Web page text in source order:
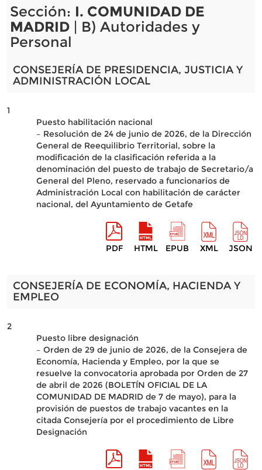
Sección: I. COMUNIDAD DE
MADRID| B) Autoridades y
Personal
CONSEJERÍA DE PRESIDENCIA, JUSTICIA Y
ADMINISTRACIÓN LOCAL
1
Puesto habilitación nacional
– Resolución de 24 de junio de 2026, de la Dirección
General de Reequilibrio Territorial, sobre la
modificación de la clasificación referida a la
denominación del puesto de trabajo de Secretario/a
General del Pleno, reservado a funcionarios de
Administración Local con habilitación de carácter
nacional, del Ayuntamiento de Getafe
PDF HTML EPUB XML JSON
CONSEJERÍA DE ECONOMÍA, HACIENDA Y
EMPLEO
2
Puesto libre designación
– Orden de 29 de junio de 2026, de la Consejera de
Economía, Hacienda y Empleo, por la que se
resuelve la convocatoria aprobada por Orden de 27
de abril de 2026 (BOLETÍN OFICIAL DE LA
COMUNIDAD DE MADRID de 7 de mayo), para la
provisión de puestos de trabajo vacantes en la
citada Consejería por el procedimiento de Libre
Designación